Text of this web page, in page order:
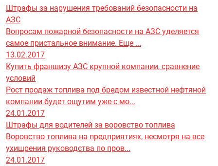
Штрафы за нарушения требований безопасности на
АЗС
Вопросам пожарной безопасности на АЗС уделяется
самое пристальное внимание. Еще ...
13.02.2017
Купить франшизу АЗС крупной компании, сравнение
условий
Рост продаж топлива под бредом известной нефтяной
компании будет ощутим уже с мо...
24.01.2017
Штрафы для водителей за воровство топлива
Воровство топлива на предприятиях, несмотря на все
ухищрения руководства по пров...
24.01.2017